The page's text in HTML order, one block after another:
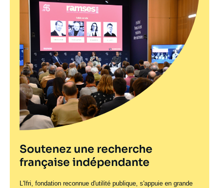
Soutenez une recherche
française indépendante
L'Ifri, fondation reconnue d'utilité publique, s'appuie en grande